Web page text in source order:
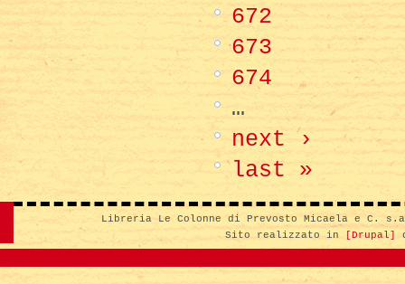
672
673
674
…
next ›
last »
Libreria Le Colonne di Prevosto Micaela e C.
Sito realizzato in
[Drupal]